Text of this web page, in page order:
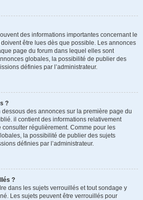
des informations importantes concernant le
être lues dès que possible. Les annonces
page du forum dans lequel elles sont
globales, la possibilité de publier des
définies par l’administrateur.
?
des annonces sur la première page du
il contient des informations relativement
consulter régulièrement. Comme pour les
la possibilité de publier des sujets
définies par l’administrateur.
?
dans les sujets verrouillés et tout sondage y
Les sujets peuvent être verrouillés pour